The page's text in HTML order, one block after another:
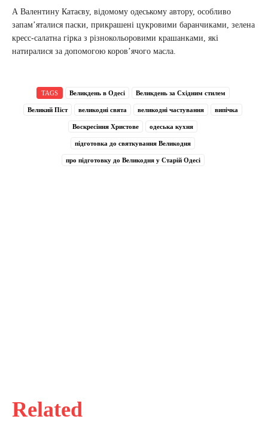
Related
А Валентину Катаєву, відомому одеському автору, особливо
запам’яталися паски, прикрашені цукровими баранчиками, зелена
кресс-салатна гірка з різнокольоровими крашанками, які
натиралися за допомогою коров’ячого масла.
TAGS Великдень в Одесі Великдень за Східним стилем
Великий Піст великодні свята великодні частування випічка
Воскресіння Христове одеська кухня
підготовка до святкування Великодня
про підготовку до Великодня у Старій Одесі